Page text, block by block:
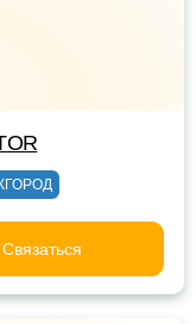
Связаться